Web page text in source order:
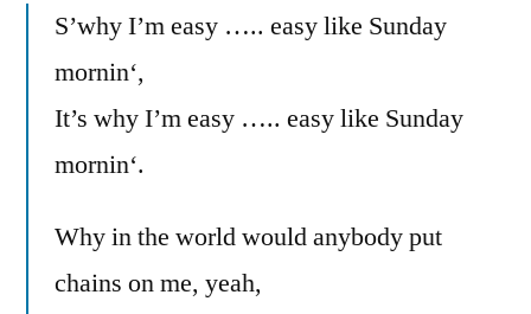
S’why I’m easy ….. easy like Sunday
mornin‘,
It’s why I’m easy ….. easy like Sunday
mornin‘.
Why in the world would anybody put
chains on me, yeah,